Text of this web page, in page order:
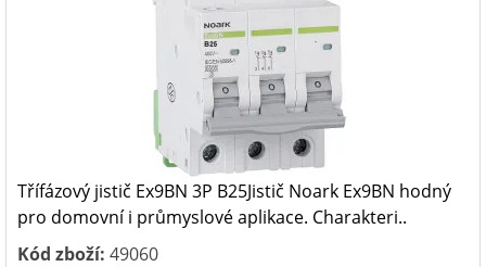
Třífázový jistič Ex9BN 3P B25Jistič Noark Ex9BN hodný
pro domovní i průmyslové aplikace. Charakteri..
Kód zboží: 49060